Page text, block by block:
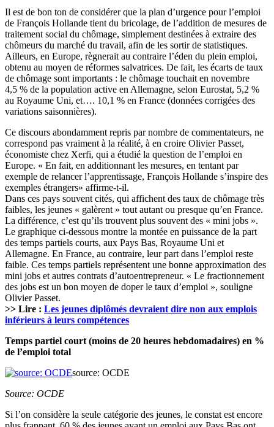
Il est de bon ton de considérer que la plan d’urgence pour l’emploi
de François Hollande tient du bricolage, de l’addition de mesures de
traitement social du chômage, simplement destinées à extraire des
chômeurs du marché du travail, afin de les sortir de statistiques.
Ailleurs, en Europe, règnerait au contraire l’éden du plein emploi,
obtenu au moyen de réformes salvatrices. De fait, les écarts de taux
de chômage sont importants : le chômage touchait en novembre
4,5 % de la population active en Allemagne, selon Eurostat, 5,2 %
au Royaume Uni, et…. 10,1 % en France (données corrigées des
variations saisonnières).
Ce discours abondamment repris par nombre de commentateurs, ne
correspond pas vraiment à la réalité, à en croire Olivier Passet,
économiste chez Xerfi, qui a étudié la question de l’emploi en
Europe. « En fait, en additionnant les mesures, en tentant par
exemple de relancer l’apprentissage, François Hollande s’inspire des
exemples étrangers» affirme-t-il.
Dans ces pays souvent cités, qui affichent des taux de chômage très
faibles, les jeunes « galèrent » tout autant ou presque qu’en France.
La différence, c’est qu’ils trouvent plus souvent des « mini jobs ».
Le graphique ci-dessous montre la montée en puissance de la part
des temps partiels courts, aux Pays Bas, Royaume Uni et
Allemagne. En France, au contraire, leur part dans l’emploi reste
faible. Ces temps partiels représentent une bonne approximation des
mini jobs et autres contrats d’autoentrepreneur. « Le fractionnement
des jobs est un bon moyen de doper le taux d’emploi », souligne
Olivier Passet.
>> Lire : Les jeunes diplômés devraient dire non aux emplois
inférieurs à leurs compétences
Temps partiel court (moins de 20 heures hebdomadaires) en %
de l’emploi total
source: OCDE
Source: OCDE
Si l’on considère la seule catégorie des jeunes, le constat est encore